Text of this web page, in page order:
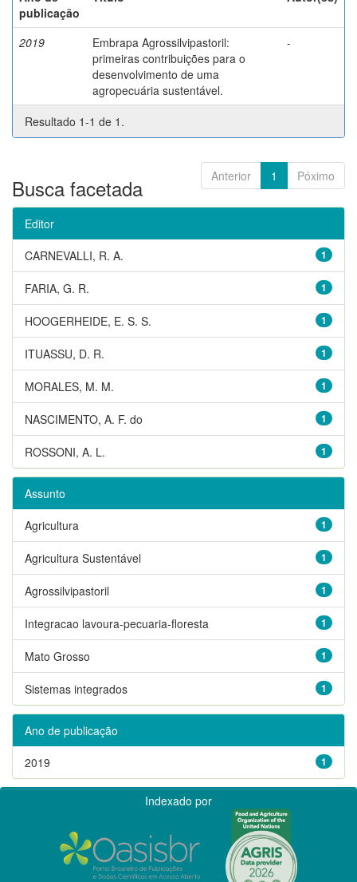
publicação
2019
Embrapa Agrossilvipastoril:
primeiras contribuições para o
desenvolvimento de uma
agropecuária sustentável.
-
Resultado 1-1 de 1.
Anterior 1 Póximo
Busca facetada
Editor
1
CARNEVALLI, R. A.
1
FARIA, G. R.
1
HOOGERHEIDE, E. S. S.
1
ITUASSU, D. R.
1
MORALES, M. M.
1
NASCIMENTO, A. F. do
1
ROSSONI, A. L.
Assunto
1
Agricultura
1
Agricultura Sustentável
1
Agrossilvipastoril
1
Integracao lavoura-pecuaria-floresta
1
Mato Grosso
1
Sistemas integrados
Ano de publicação
1
2019
Indexado por